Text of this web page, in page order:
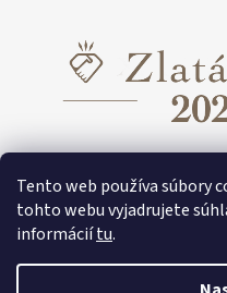
Tento web používa súbory
tohto webu vyjadrujete
informáciítu.
Funkčné
Funkčné